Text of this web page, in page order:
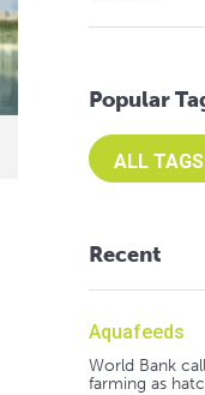
Popular
Select an
Recent
Aquafeeds
World Bank
farming as